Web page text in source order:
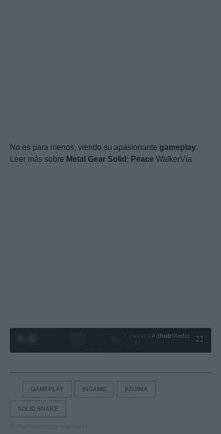
No es para menos, viendo su apasionante gameplay.
Leer más sobre Metal Gear Solid : Peace WalkerVía
Ad hubMedia
GAMEPLAY INGAME KOJIMA
SOLID SNAKE